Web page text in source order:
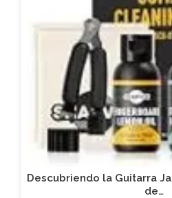
Descubriendo la Guitarra
de…